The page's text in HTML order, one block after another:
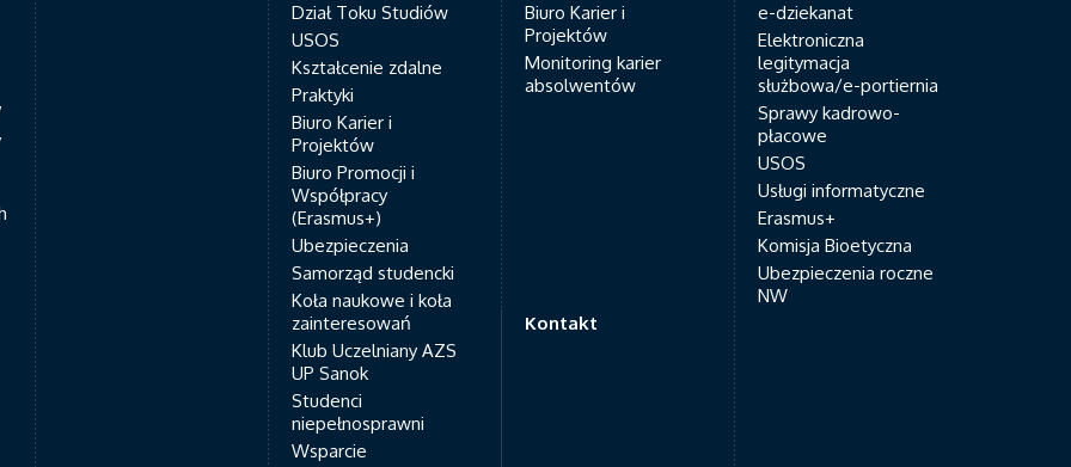
Dział Toku Studiów
USOS
Kształcenie zdalne
Praktyki
Biuro Karier i
Projektów
Biuro Promocji i
Współpracy
(Erasmus+)
Ubezpieczenia
Samorząd studencki
Koła naukowe i koła
zainteresowań
Klub Uczelniany AZS
UP Sanok
Studenci
niepełnosprawni
Wsparcie
Biuro Karier i
Projektów
Monitoring karier
absolwentów
e-dziekanat
Elektroniczna
legitymacja
służbowa/e-portiernia
Sprawy kadrowo-
płacowe
USOS
Usługi informatyczne
Erasmus+
Komisja Bioetyczna
Ubezpieczenia roczne
NW
Kontakt